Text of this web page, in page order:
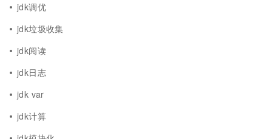
jdk调优
jdk垃圾收集
jdk阅读
jdk日志
jdk var
jdk计算